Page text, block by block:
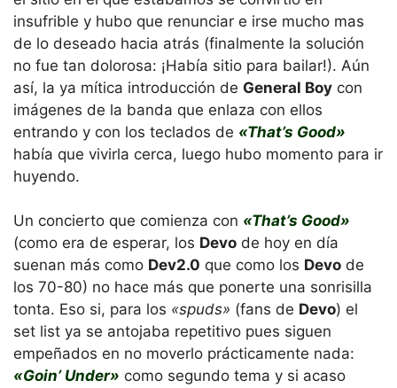
insufrible y hubo que renunciar e irse mucho mas
de lo deseado hacia atrás (finalmente la solución
no fue tan dolorosa: ¡Había sitio para bailar!). Aún
así, la ya mítica introducción de General Boy con
imágenes de la banda que enlaza con ellos
entrando y con los teclados de «That’s Good»
había que vivirla cerca, luego hubo momento para ir
huyendo.
Un concierto que comienza con «That’s Good»
(como era de esperar, los Devo de hoy en día
suenan más como Dev2.0 que como los Devo de
los 70-80) no hace más que ponerte una sonrisilla
tonta. Eso si, para los «spuds» (fans de Devo) el
set list ya se antojaba repetitivo pues siguen
empeñados en no moverlo prácticamente nada:
«Goin’ Under» como segundo tema y si acaso